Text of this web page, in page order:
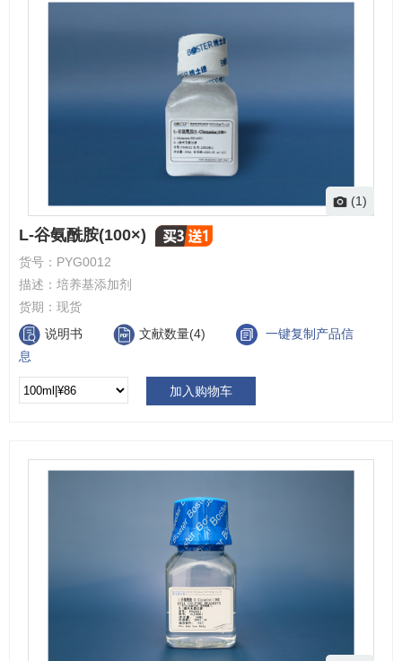
(1)
L-谷氨酰胺(100×)
货号： PYG0012
描述： 培养基添加剂
货期： 现货
说明书
文献数量(4)
一键复制产品信
息
加入购物车